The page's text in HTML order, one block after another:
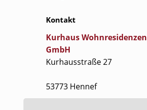
Kontakt
Kurhaus Wohnresidenzen
GmbH
Kurhausstraße 27
53773 Hennef